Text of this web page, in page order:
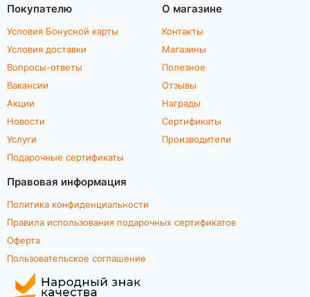
Покупателю
Условия Бонусной карты
Условия доставки
Вопросы-ответы
Вакансии
Акции
Новости
Услуги
Подарочные сертификаты
О магазине
Контакты
Магазины
Полезное
Отзывы
Награды
Сертификаты
Производители
Правовая информация
Политика конфиденциальности
Правила использования подарочных сертификатов
Оферта
Пользовательское соглашение